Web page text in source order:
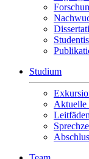
Studium
Aktuelle